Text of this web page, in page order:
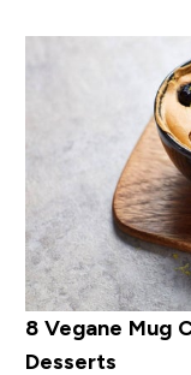
8 Vegane Mug
Desserts